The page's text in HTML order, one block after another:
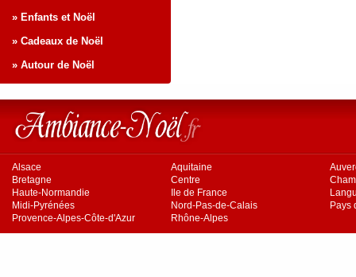
» Enfants et Noël
» Cadeaux de Noël
» Autour de Noël
Alsace Aquitaine
Bretagne
Centre
Haute-Normandie
Ile de France
Midi-Pyrénées
Nord-Pas-de-Calais
Pays
Provence-Alpes-Côte-d'Azur
Rhône-Alpes